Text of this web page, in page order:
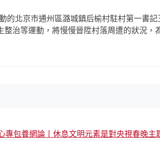
的北京市通州區潞城鎮后榆村駐村第一書記
治等運動，將慢慢晉陞村落周遭的狀況，
專包養網論丨休息文明元素是對央視春晚主